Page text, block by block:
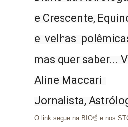
e Crescente,
e velhas
mas quer saber...
Aline Maccari
Jornalista,
O link segue na BIO☝ e nos